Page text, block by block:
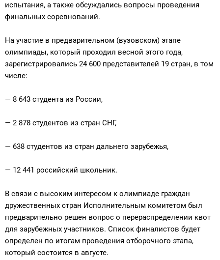
испытания, а также обсуждались вопросы проведения
финальных соревнований.
На участие в предварительном (вузовском) этапе
олимпиады, который проходил весной этого года,
зарегистрировались 24 600 представителей 19 стран, в том
числе:
— 8 643 студента из России,
— 2 878 студентов из стран СНГ,
— 638 студентов из стран дальнего зарубежья,
— 12 441 российский школьник.
В связи с высоким интересом к олимпиаде граждан
дружественных стран Исполнительным комитетом был
предварительно решен вопрос о перераспределении квот
для зарубежных участников. Список финалистов будет
определен по итогам проведения отборочного этапа,
который состоится в августе.